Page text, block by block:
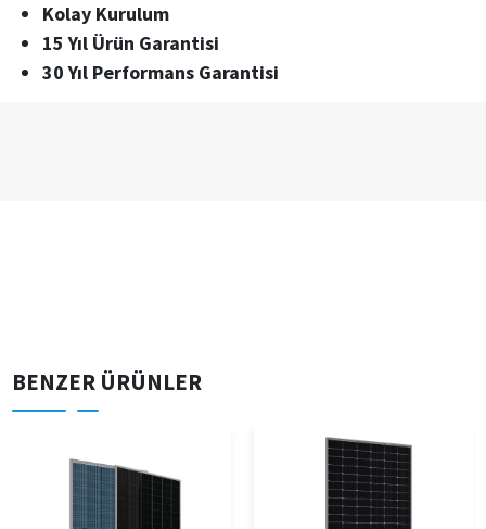
Kolay Kurulum
15 Yıl Ürün Garantisi
30 Yıl Performans Garantisi
BENZER ÜRÜNLER